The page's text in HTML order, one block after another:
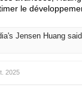
le
2025